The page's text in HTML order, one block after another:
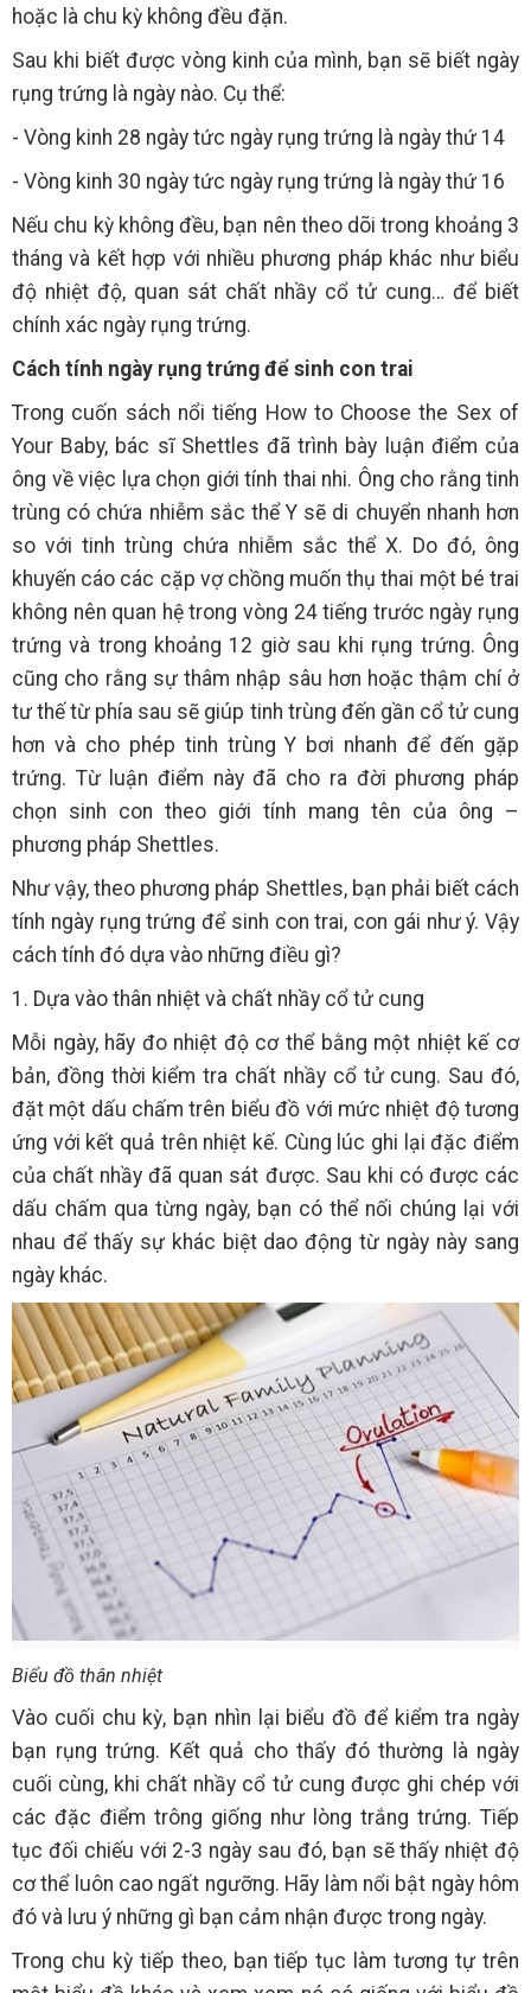
hoặc là chu kỳ không đều đặn.
Sau khi biết được vòng kinh của mình, bạn sẽ biết ngày
rụng trứng là ngày nào. Cụ thể:
- Vòng kinh 28 ngày tức ngày rụng trứng là ngày thứ 14
- Vòng kinh 30 ngày tức ngày rụng trứng là ngày thứ 16
Nếu chu kỳ không đều, bạn nên theo dõi trong khoảng 3
tháng và kết hợp với nhiều phương pháp khác như biểu
độ nhiệt độ, quan sát chất nhầy cổ tử cung… để biết
chính xác ngày rụng trứng.
Cách tính ngày rụng trứng để sinh con trai
Trong cuốn sách nổi tiếng How to Choose the Sex of
Your Baby, bác sĩ Shettles đã trình bày luận điểm của
ông về việc lựa chọn giới tính thai nhi. Ông cho rằng tinh
trùng có chứa nhiễm sắc thể Y sẽ di chuyển nhanh hơn
so với tinh trùng chứa nhiễm sắc thể X. Do đó, ông
khuyến cáo các cặp vợ chồng muốn thụ thai một bé trai
không nên quan hệ trong vòng 24 tiếng trước ngày rụng
trứng và trong khoảng 12 giờ sau khi rụng trứng. Ông
cũng cho rằng sự thâm nhập sâu hơn hoặc thậm chí ở
tư thế từ phía sau sẽ giúp tinh trùng đến gần cổ tử cung
hơn và cho phép tinh trùng Y bơi nhanh để đến gặp
trứng. Từ luận điểm này đã cho ra đời phương pháp
chọn sinh con theo giới tính mang tên của ông –
phương pháp Shettles.
Như vậy, theo phương pháp Shettles, bạn phải biết cách
tính ngày rụng trứng để sinh con trai, con gái như ý. Vậy
cách tính đó dựa vào những điều gì?
1. Dựa vào thân nhiệt và chất nhầy cổ tử cung
Mỗi ngày, hãy đo nhiệt độ cơ thể bằng một nhiệt kế cơ
bản, đồng thời kiểm tra chất nhầy cổ tử cung. Sau đó,
đặt một dấu chấm trên biểu đồ với mức nhiệt độ tương
ứng với kết quả trên nhiệt kế. Cùng lúc ghi lại đặc điểm
của chất nhầy đã quan sát được. Sau khi có được các
dấu chấm qua từng ngày, bạn có thể nối chúng lại với
nhau để thấy sự khác biệt dao động từ ngày này sang
ngày khác.
Biểu đồ thân nhiệt
Vào cuối chu kỳ, bạn nhìn lại biểu đồ để kiểm tra ngày
bạn rụng trứng. Kết quả cho thấy đó thường là ngày
cuối cùng, khi chất nhầy cổ tử cung được ghi chép với
các đặc điểm trông giống như lòng trắng trứng. Tiếp
tục đối chiếu với 2-3 ngày sau đó, bạn sẽ thấy nhiệt độ
cơ thể luôn cao ngất ngưỡng. Hãy làm nổi bật ngày hôm
đó và lưu ý những gì bạn cảm nhận được trong ngày.
Trong chu kỳ tiếp theo, bạn tiếp tục làm tương tự trên